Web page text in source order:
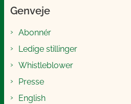
Genveje
Abonnér
Ledige stillinger
Whistleblower
Presse
English